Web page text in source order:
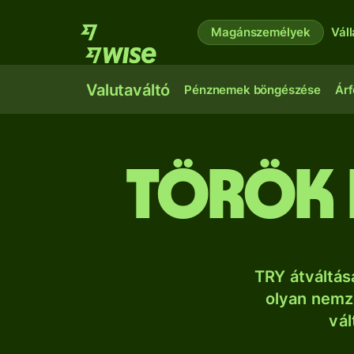
Magánszemélyek
Valutaváltó Pénznemek böngészése
török
TRY
olyan